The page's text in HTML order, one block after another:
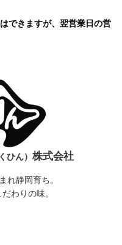
できますが、翌営業日の営
ひん） 株式会社
れ静岡育ち。
わりの味。